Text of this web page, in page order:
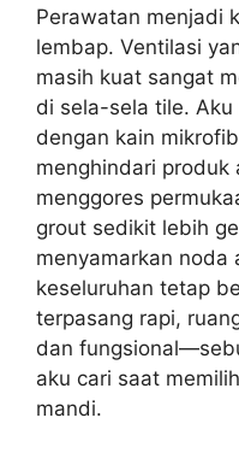
Perawatan menjadi
lembap. Ventilasi
masih kuat sangat
di sela-sela tile.
dengan kain
menghindari produk
menggores
grout sedikit lebih
menyamarkan noda
keseluruhan tetap
terpasang rapi,
dan
aku cari saat
mandi.